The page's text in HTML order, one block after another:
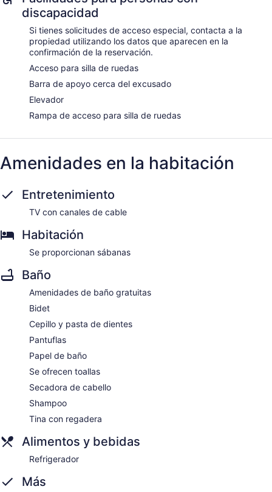
discapacidad
Si tienes solicitudes de acceso especial, contacta a la
propiedad utilizando los datos que aparecen en la
confirmación de la reservación.
Acceso para silla de ruedas
Barra de apoyo cerca del excusado
Elevador
Rampa de acceso para silla de ruedas
Amenidades en la habitación
Entretenimiento
TV con canales de cable
Habitación
Se proporcionan sábanas
Baño
Amenidades de baño gratuitas
Bidet
Cepillo y pasta de dientes
Pantuflas
Papel de baño
Se ofrecen toallas
Secadora de cabello
Shampoo
Tina con regadera
Alimentos y bebidas
Refrigerador
Más